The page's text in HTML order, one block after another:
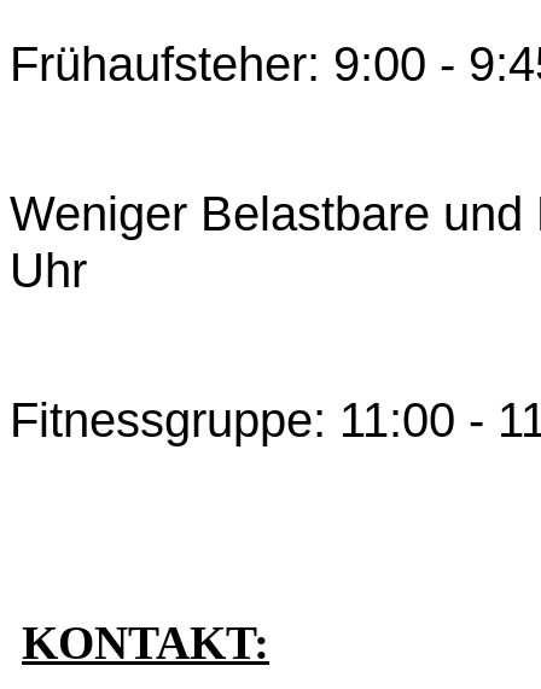
Frühaufsteher: 9:00 -
Weniger Belastbare
Uhr
Fitnessgruppe: 11:00 -
KONTAKT: